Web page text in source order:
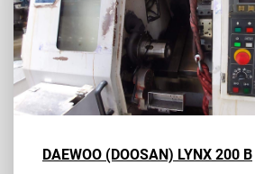
DAEWOO (DOOSAN) LYNX 200 B